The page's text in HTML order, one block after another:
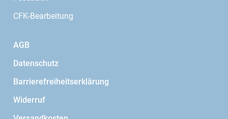
CFK-Bearbeitung
AGB
Datenschutz
Barrierefreiheitserklärung
Widerruf